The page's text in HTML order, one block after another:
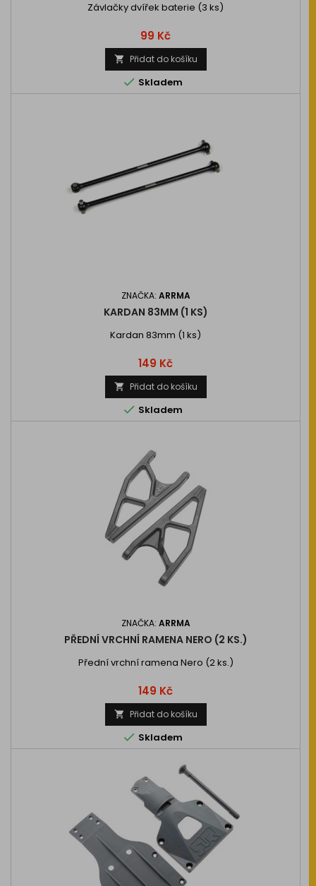
Závlačky dvířek baterie (3 ks)
Cena
99 Kč
 Přidat do košíku
 Skladem
ZNAČKA: ARRMA
KARDAN 83MM (1 KS)
Kardan 83mm (1 ks)
Cena
149 Kč
 Přidat do košíku
 Skladem
ZNAČKA: ARRMA
PŘEDNÍ VRCHNÍ RAMENA NERO (2 KS.)
Přední vrchní ramena Nero (2 ks.)
Cena
149 Kč
 Přidat do košíku
 Skladem